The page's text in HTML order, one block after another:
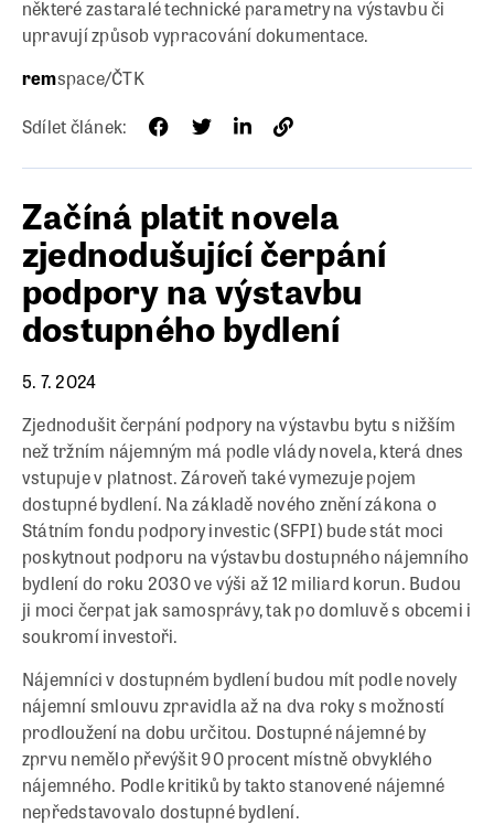
některé zastaralé technické parametry na výstavbu či
upravují způsob vypracování dokumentace.
remspace/ČTK
Sdílet článek:
Začíná platit novela
zjednodušující čerpání
podpory na výstavbu
dostupného bydlení
5. 7. 2024
Zjednodušit čerpání podpory na výstavbu bytu s nižším
než tržním nájemným má podle vlády novela, která dnes
vstupuje v platnost. Zároveň také vymezuje pojem
dostupné bydlení. Na základě nového znění zákona o
Státním fondu podpory investic (SFPI) bude stát moci
poskytnout podporu na výstavbu dostupného nájemního
bydlení do roku 2030 ve výši až 12 miliard korun. Budou
ji moci čerpat jak samosprávy, tak po domluvě s obcemi i
soukromí investoři.
Nájemníci v dostupném bydlení budou mít podle novely
nájemní smlouvu zpravidla až na dva roky s možností
prodloužení na dobu určitou. Dostupné nájemné by
zprvu nemělo převýšit 90 procent místně obvyklého
nájemného. Podle kritiků by takto stanovené nájemné
nepředstavovalo dostupné bydlení.